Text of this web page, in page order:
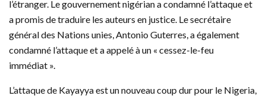
l’étranger. Le gouvernement nigérian a condamné l’attaque et
a promis de traduire les auteurs en justice. Le secrétaire
général des Nations unies, Antonio Guterres, a également
condamné l’attaque et a appelé à un « cessez-le-feu
immédiat ».
L’attaque de Kayayya est un nouveau coup dur pour le Nigeria,